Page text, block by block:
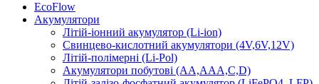
EcoFlow
Акумулятори
Літій-іонний акумулятор (Li-ion)
Свинцево-кислотний акумулятори (4V,6V,12V)
Літій-полімерні (Li-Pol)
Акумулятори побутові (AA,AAA,C,D)